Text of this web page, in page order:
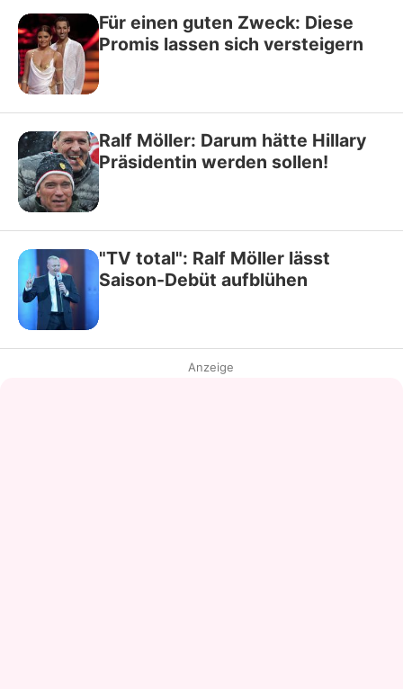
Für einen guten Zweck: Diese
Promis lassen sich versteigern
Ralf Möller: Darum hätte Hillary
Präsidentin werden sollen!
"TV total": Ralf Möller lässt
Saison-Debüt aufblühen
Anzeige